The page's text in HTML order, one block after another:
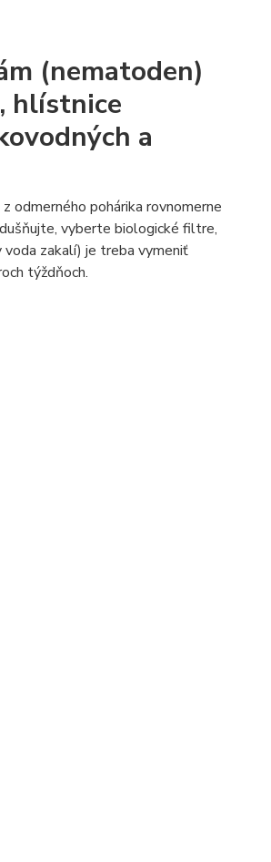
(nematoden)
hlístnice
a
odmerného pohárika rovnomerne
vyberte biologické filtre,
zakalí) je treba vymeniť
týždňoch.